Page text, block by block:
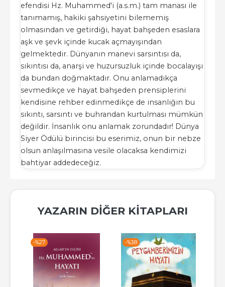
efendisi Hz. Muhammed'i (a.s.m.) tam manası ile
tanımamış, hakiki şahsiyetini bilememiş
olmasından ve getirdiği, hayat bahşeden esaslara
aşk ve şevk içinde kucak açmayışından
gelmektedir. Dünyanın manevi sarsıntısı da,
sıkıntısı da, anarşi ve huzursuzluk içinde bocalayışı
da bundan doğmaktadır. Onu anlamadıkça
sevmedikçe ve hayat bahşeden prensiplerini
kendisine rehber edinmedikçe de insanlığın bu
sıkıntı, sarsıntı ve buhrandan kurtulması mümkün
değildir. İnsanlık onu anlamak zorundadır! Dünya
Siyer Ödülü birincisi bu eserimiz, onun bir nebze
olsun anlaşılmasına vesile olacaksa kendimizi
bahtiyar addedeceğiz.
YAZARIN DIĞER KITAPLARI
-%27 -%38